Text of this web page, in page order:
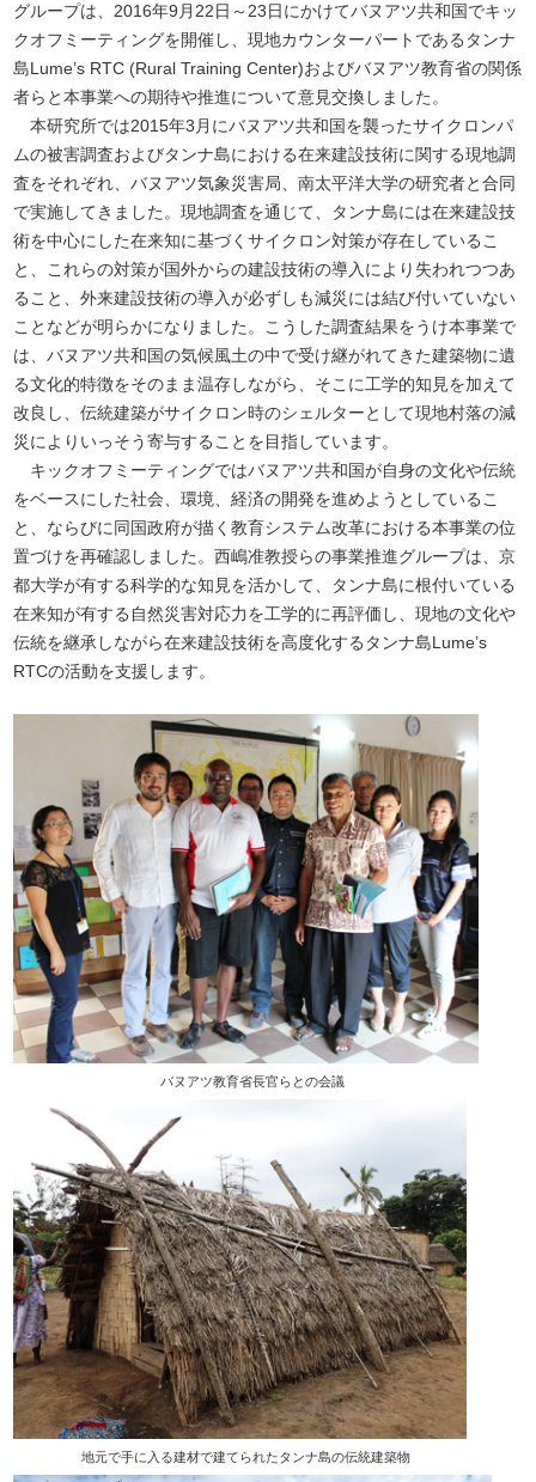
グループは、2016年9月22日～23日にかけてバヌアツ共和国でキッ
クオフミーティングを開催し、現地カウンターパートであるタンナ
島Lume’s RTC (Rural Training Center)およびバヌアツ教育省の関係
者らと本事業への期待や推進について意見交換しました。
本研究所では2015年3月にバヌアツ共和国を襲ったサイクロンパ
ムの被害調査およびタンナ島における在来建設技術に関する現地調
査をそれぞれ、バヌアツ気象災害局、南太平洋大学の研究者と合同
で実施してきました。現地調査を通じて、タンナ島には在来建設技
術を中心にした在来知に基づくサイクロン対策が存在しているこ
と、これらの対策が国外からの建設技術の導入により失われつつあ
ること、外来建設技術の導入が必ずしも減災には結び付いていない
ことなどが明らかになりました。こうした調査結果をうけ本事業で
は、バヌアツ共和国の気候風土の中で受け継がれてきた建築物に遺
る文化的特徴をそのまま温存しながら、そこに工学的知見を加えて
改良し、伝統建築がサイクロン時のシェルターとして現地村落の減
災によりいっそう寄与することを目指しています。
キックオフミーティングではバヌアツ共和国が自身の文化や伝統
をベースにした社会、環境、経済の開発を進めようとしているこ
と、ならびに同国政府が描く教育システム改革における本事業の位
置づけを再確認しました。西嶋准教授らの事業推進グループは、京
都大学が有する科学的な知見を活かして、タンナ島に根付いている
在来知が有する自然災害対応力を工学的に再評価し、現地の文化や
伝統を継承しながら在来建設技術を高度化するタンナ島Lume’s
RTCの活動を支援します。
バヌアツ教育省長官らとの会議
地元で手に入る建材で建てられたタンナ島の伝統建築物